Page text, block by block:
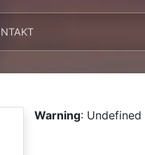
Warning: